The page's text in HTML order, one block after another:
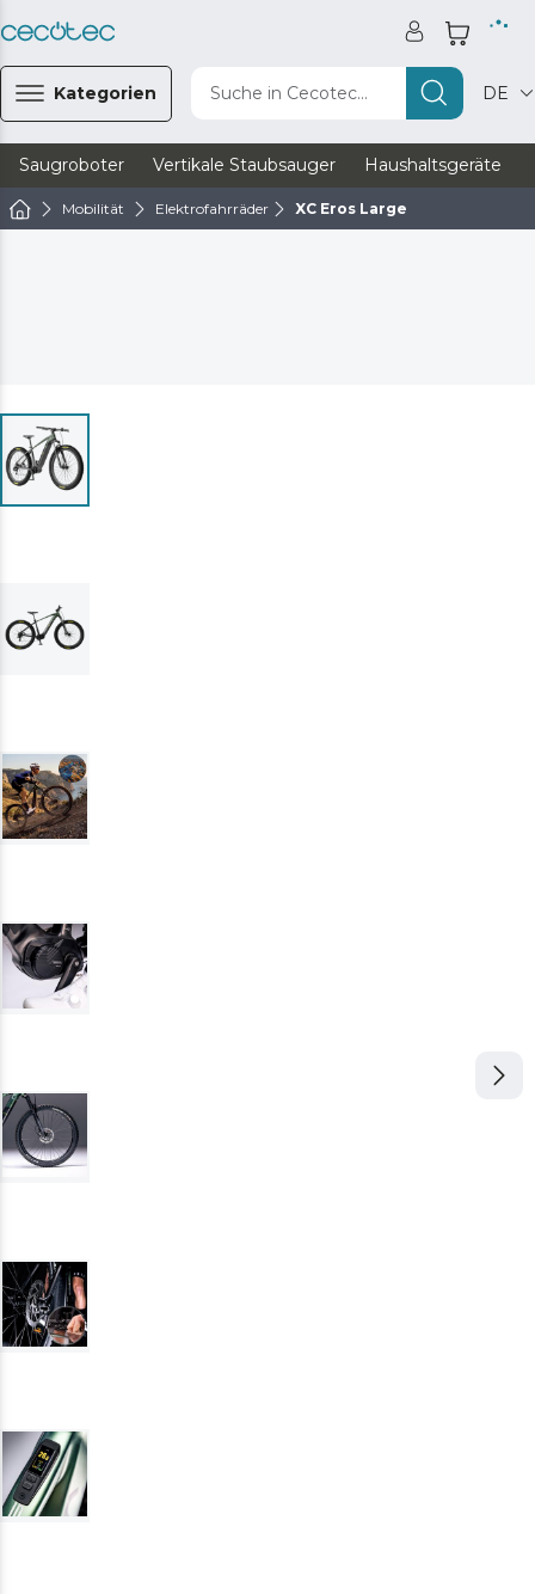
Kategorien Suche in Cecotec... DE
Saugroboter Vertikale Staubsauger Haushaltsgeräte
Mobilität Elektrofahrräder XC Eros Large